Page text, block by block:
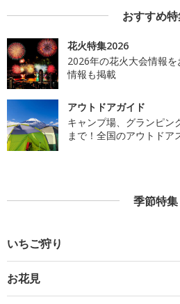
おすすめ
花火特集2026
2026年の花火大会情報
情報も掲載
アウトドアガイド
キャンプ場、グランピン
まで！全国のアウトドア
季節特集
いちご狩り
お花見